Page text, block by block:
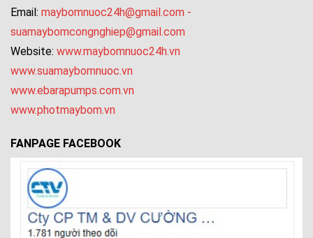
Email: maybomnuoc24h@gmail.com -
suamaybomcongnghiep@gmail.com
Website: www.maybomnuoc24h.vn
www.suamaybomnuoc.vn
www.ebarapumps.com.vn
www.photmaybom.vn
FANPAGE FACEBOOK